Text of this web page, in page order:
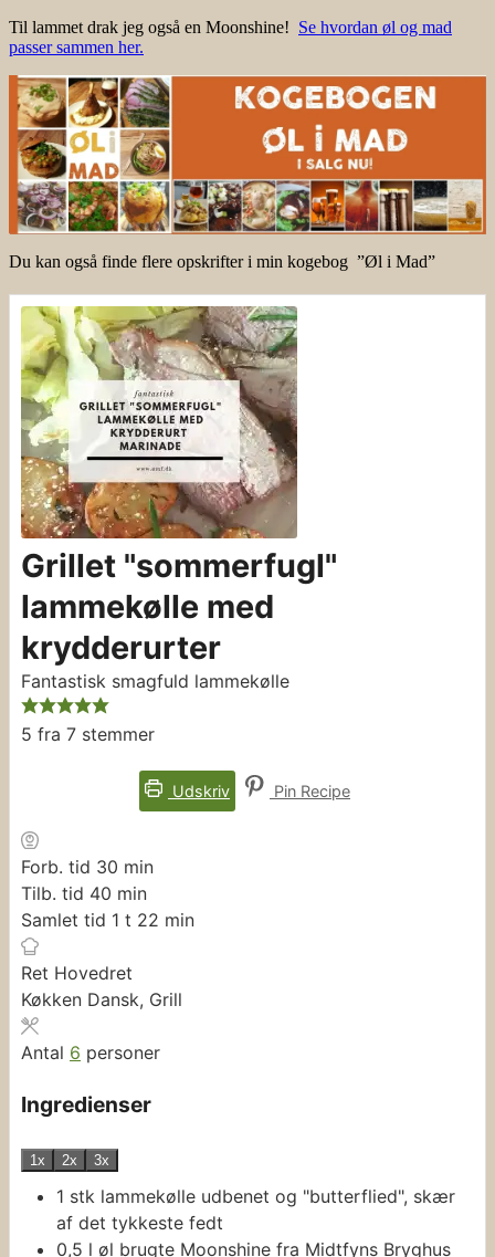
Til lammet drak jeg også en Moonshine! Se hvordan øl og mad
passer sammen her.
Du kan også finde flere opskrifter i min kogebog ”Øl i Mad”
Grillet "sommerfugl"
lammekølle med
krydderurter
Fantastisk smagfuld lammekølle
5 fra 7 stemmer
Udskriv Pin Recipe
Forb. tid 30 minutter
min
Tilb. tid 40 minutter
min
Samlet tid 1 time
t 22 minutter
min
Ret Hovedret
Køkken Dansk, Grill
Antal 6 personer
Ingredienser
1x 2x 3x
1 stk lammekølle udbenet og "butterflied", skær
af det tykkeste fedt
0,5 l øl brugte Moonshine fra Midtfyns Bryghus